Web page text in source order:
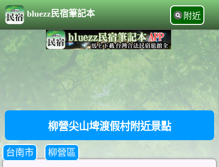
bluezz民宿筆記本 附近
柳營尖山埤渡假村附近景點
台南市 柳營區